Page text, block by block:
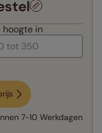
hoogte in
7-10 Werkdagen